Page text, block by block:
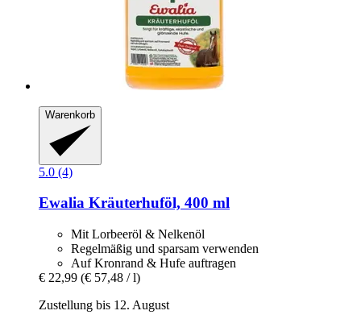
Warenkorb
5.0 (4)
Ewalia Kräuterhuföl, 400 ml
Mit Lorbeeröl & Nelkenöl
Regelmäßig und sparsam verwenden
Auf Kronrand & Hufe auftragen
€ 22,99 (€ 57,48 / l)
Zustellung bis 12. August